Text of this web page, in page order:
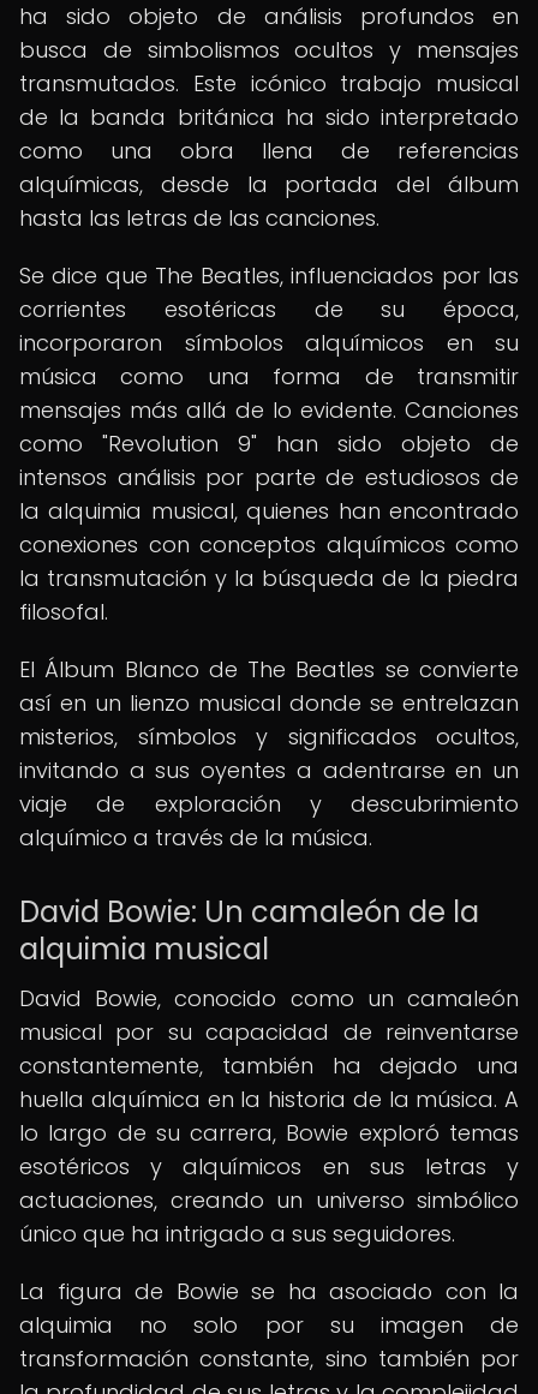
ha sido objeto de análisis profundos en
busca de simbolismos ocultos y mensajes
transmutados. Este icónico trabajo musical
de la banda británica ha sido interpretado
como una obra llena de referencias
alquímicas, desde la portada del álbum
hasta las letras de las canciones.
Se dice que The Beatles, influenciados por las
corrientes esotéricas de su época,
incorporaron símbolos alquímicos en su
música como una forma de transmitir
mensajes más allá de lo evidente. Canciones
como "Revolution 9" han sido objeto de
intensos análisis por parte de estudiosos de
la alquimia musical, quienes han encontrado
conexiones con conceptos alquímicos como
la transmutación y la búsqueda de la piedra
filosofal.
El Álbum Blanco de The Beatles se convierte
así en un lienzo musical donde se entrelazan
misterios, símbolos y significados ocultos,
invitando a sus oyentes a adentrarse en un
viaje de exploración y descubrimiento
alquímico a través de la música.
David Bowie: Un camaleón de la
alquimia musical
David Bowie, conocido como un camaleón
musical por su capacidad de reinventarse
constantemente, también ha dejado una
huella alquímica en la historia de la música. A
lo largo de su carrera, Bowie exploró temas
esotéricos y alquímicos en sus letras y
actuaciones, creando un universo simbólico
único que ha intrigado a sus seguidores.
La figura de Bowie se ha asociado con la
alquimia no solo por su imagen de
transformación constante, sino también por